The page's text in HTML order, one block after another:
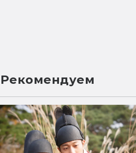
Рекомендуем